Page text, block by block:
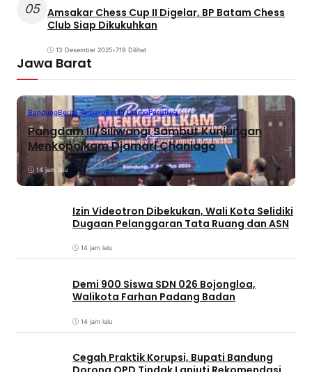
05 Amsakar Chess Cup II Digelar, BP Batam Chess
Club Siap Dikukuhkan
13 Desember 2025•719 Dilihat
Jawa Barat
BandungBerita TerbaruBerita UtamaPeristiwa
Pangdam III/Siliwangi Sambut Kunjungan
Menkopolkam Djamari Chaniago
14 jam lalu
Izin Videotron Dibekukan, Wali Kota Selidiki
Dugaan Pelanggaran Tata Ruang dan ASN
14 jam lalu
Demi 900 Siswa SDN 026 Bojongloa,
Walikota Farhan Padang Badan
14 jam lalu
Cegah Praktik Korupsi, Bupati Bandung